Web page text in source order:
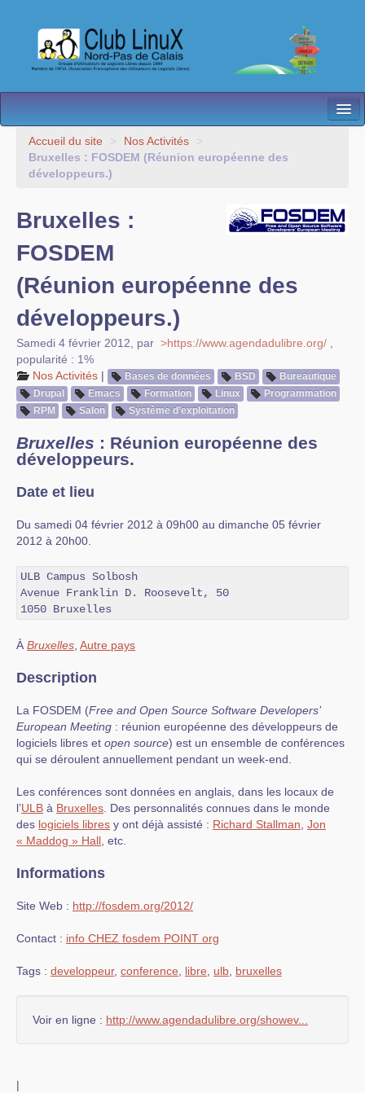
L’Association
Nos Activités
Espace membres
Accueil du site > Nos Activités
>
Bruxelles : FOSDEM (Réunion européenne des
développeurs.)
Bruxelles :
FOSDEM
(Réunion européenne des
développeurs.)
Samedi 4 février 2012 par >https://www.agendadulibre.org/
popularité : 1%
Nos Activités | Bases de données BSD
Bureautique
Drupal
Emacs Formation Linux
Programmation
RPM
Salon Système d’exploitation
Bruxelles : Réunion européenne des
développeurs.
Date et lieu
Du samedi 04 février 2012 à 09h00 au dimanche 05 février
2012 à 20h00.
ULB Campus Solbosh
Avenue Franklin D. Roosevelt, 50
1050 Bruxelles
À Bruxelles Autre pays
Description
La FOSDEM (Free and Open Source Software Developers’
European Meeting : réunion européenne des développeurs de
logiciels libres et open source) est un ensemble de conférences
qui se déroulent annuellement pendant un week-end.
Les conférences sont données en anglais, dans les locaux de
l’ULB à Bruxelles . Des personnalités connues dans le monde
des logiciels libres y ont déjà assisté : Richard Stallman Jon
« Maddog » Hall , etc.
Informations
Site Web : http://fosdem.org/2012/
Contact : info CHEZ fosdem POINT org
Tags : developpeur, conference libre ulb bruxelles
Voir en ligne : http://www.agendadulibre.org/showev...
|